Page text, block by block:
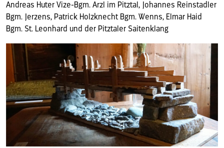
Andreas Huter Vize-Bgm. Arzl im Pitztal, Johannes Reinstadler
Bgm. Jerzens, Patrick Holzknecht Bgm. Wenns, Elmar Haid
Bgm. St. Leonhard und der Pitztaler Saitenklang